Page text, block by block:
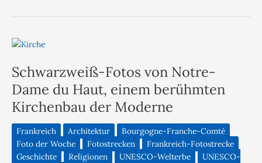
Schwarzweiß-Fotos von Notre-
Dame du Haut, einem berühmten
Kirchenbau der Moderne
Frankreich Architektur
Bourgogne-Franche-Comté
Foto der Woche
Fotostrecken
Frankreich-Fotostrecke
Geschichte
Religionen UNESCO-Welterbe
UNESCO-